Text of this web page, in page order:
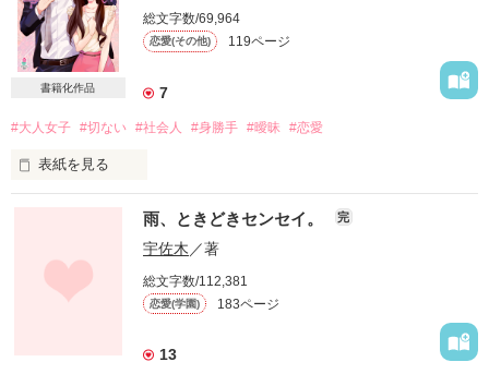
2016.6.7　ベリーズカフェ編集部オススメ
に選んでいただきました。
同じ題名をつける人がいるんだ～と思っていたら自分でし
白衣を来た長身の瀬波さんは、隠れファンもいるイケメンだけ
れど、研究室からあまり出て来ない。
そんな瀬波さんを見つけた私が後をつけると……
書籍化作品
総文字数/69,964
恋愛(その他) 119ページ
7
#大人女子 #切ない #社会人 #身勝手 #曖昧 #恋愛
表紙を見る
愛されてなくても
都合のいい女でも
それでも側にいたいのは
雨、ときどきセンセイ。 完
宇佐木 ／著
総文字数/112,381
恋愛(学園) 183ページ
13